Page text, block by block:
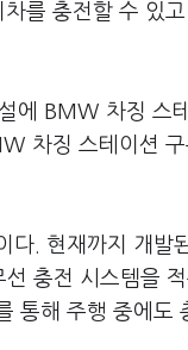
를 충전할 수 있
에 BMW 차징 스
차징 스테이션
다. 현재까지 개발
충전 시스템을 적
통해 주행 중에도